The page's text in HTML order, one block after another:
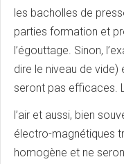
les bacholles de
parties formation et
l’égouttage. Sinon,
dire le niveau de vide)
seront pas efficaces.
l’air et aussi, bien
électro-magnétiques
homogène et ne